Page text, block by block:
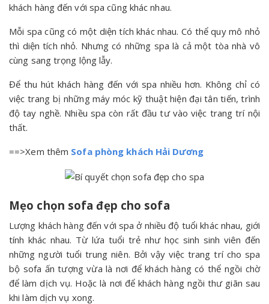
khách hàng đến với spa cũng khác nhau.
Mỗi spa cũng có một diện tích khác nhau. Có thể quy mô nhỏ
thì diện tích nhỏ. Nhưng có những spa là cả một tòa nhà vô
cùng sang trọng lộng lẫy.
Để thu hút khách hàng đến với spa nhiều hơn. Không chỉ có
việc trang bị những máy móc kỹ thuật hiện đại tân tiến, trình
độ tay nghề. Nhiều spa còn rất đầu tư vào việc trang trí nội
thất.
==>Xem thêm Sofa phòng khách Hải Dương
Mẹo chọn sofa đẹp cho sofa
Lượng khách hàng đến với spa ở nhiều độ tuổi khác nhau, giới
tính khác nhau. Từ lứa tuổi trẻ như học sinh sinh viên đến
những người tuổi trung niên. Bởi vậy việc trang trí cho spa
bộ sofa ấn tượng vừa là nơi để khách hàng có thể ngồi chờ
để làm dịch vụ. Hoặc là nơi để khách hàng ngồi thư giãn sau
khi làm dịch vụ xong.